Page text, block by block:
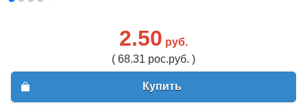
2.50 руб.
( 68.31 рос.руб. )
Купить